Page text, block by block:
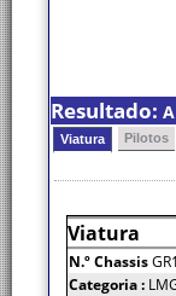
Resultado:
Viatura Pilotos
Viatura
N.º ChassisGR1
Categoria :